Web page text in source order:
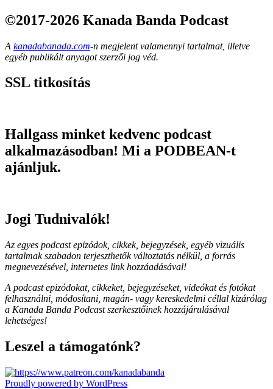
©2017-2026 Kanada Banda Podcast
A kanadabanada.com-n megjelent valamennyi tartalmat, illetve
egyéb publikált anyagot szerzői jog véd.
SSL titkosítás
Hallgass minket kedvenc podcast
alkalmazásodban! Mi a PODBEAN-t
ajánljuk.
Jogi Tudnivalók!
Az egyes podcast epizódok, cikkek, bejegyzések, egyéb vizuális
tartalmak szabadon terjeszthetők változtatás nélkül, a forrás
megnevezésével, internetes link hozzáadásával!
A podcast epizódokat, cikkeket, bejegyzéseket, videókat és fotókat
felhasználni, módosítani, magán- vagy kereskedelmi céllal kizárólag
a Kanada Banda Podcast szerkesztőinek hozzájárulásával
lehetséges!
Leszel a támogatónk?
Proudly powered by WordPress